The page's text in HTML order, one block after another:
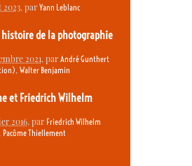
2023, par Yann Leblanc
histoire de la photographie
2021, par André Gunthert
, Walter Benjamin
et Friedrich Wilhelm
2016, par Friedrich Wilhelm
Pacôme Thiellement